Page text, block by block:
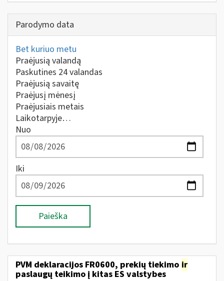
Parodymo data
Bet kuriuo metu
Praėjusią valandą
Paskutines 24 valandas
Praėjusią savaitę
Praėjusį mėnesį
Praėjusiais metais
Laikotarpyje…
Nuo
Iki
Paieška
PVM deklaracijos FR0600, prekių tiekimo ir
paslaugų teikimo į kitas ES valstybes